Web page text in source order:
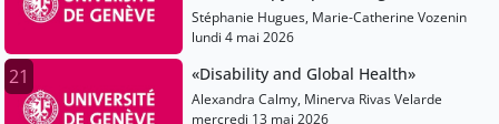
radiation oncology»
Stéphanie Hugues, Marie-Catherine Vozenin
lundi 4 mai 2026
21 «Disability and Global Health»
Alexandra Calmy, Minerva Rivas Velarde
mercredi 13 mai 2026